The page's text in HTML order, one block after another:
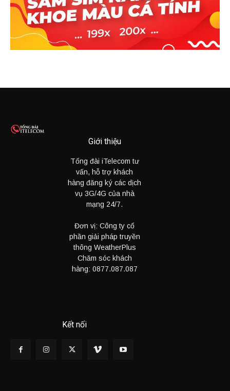
Giới thiệu
Tổng đài iTelecom tư
vấn, hỗ trợ khách
hàng đăng ký các dịch
vụ 3G/4G của nhà
mạng 24/7.
Đơn vị: Công ty cổ
phần giải pháp truyền
thông WeatherPlus
Chăm sóc khách
hàng: 0877.087.087
Kết nối